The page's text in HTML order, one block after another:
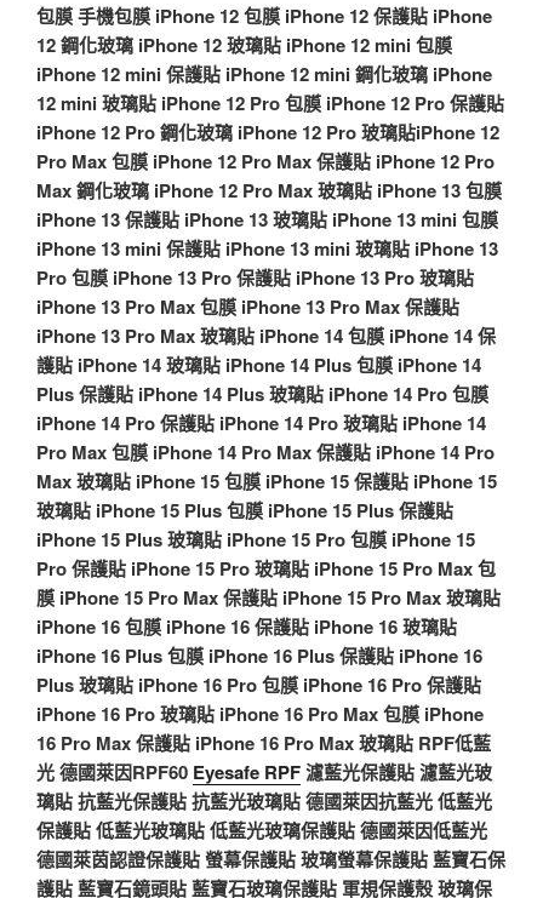
包膜手機包膜 iPhone 12 包膜 iPhone 12 保護貼 iPhone
12 鋼化玻璃 iPhone 12 玻璃貼 iPhone 12 mini 包膜
iPhone 12 mini 保護貼 iPhone 12 mini 鋼化玻璃 iPhone
12 mini 玻璃貼 iPhone 12 Pro 包膜 iPhone 12 Pro 保護貼
iPhone 12 Pro 鋼化玻璃 iPhone 12 Pro 玻璃貼iPhone 12
Pro Max 包膜 iPhone 12 Pro Max 保護貼 iPhone 12 Pro
Max 鋼化玻璃 iPhone 12 Pro Max 玻璃貼 iPhone 13 包膜
iPhone 13 保護貼 iPhone 13 玻璃貼 iPhone 13 mini 包膜
iPhone 13 mini 保護貼 iPhone 13 mini 玻璃貼 iPhone 13
Pro 包膜 iPhone 13 Pro 保護貼 iPhone 13 Pro 玻璃貼
iPhone 13 Pro Max 包膜 iPhone 13 Pro Max 保護貼
iPhone 13 Pro Max 玻璃貼 iPhone 14 包膜 iPhone 14 保
護貼 iPhone 14 玻璃貼 iPhone 14 Plus 包膜 iPhone 14
Plus 保護貼 iPhone 14 Plus 玻璃貼 iPhone 14 Pro 包膜
iPhone 14 Pro 保護貼 iPhone 14 Pro 玻璃貼 iPhone 14
Pro Max 包膜 iPhone 14 Pro Max 保護貼 iPhone 14 Pro
Max 玻璃貼 iPhone 15 包膜 iPhone 15 保護貼 iPhone 15
玻璃貼 iPhone 15 Plus 包膜 iPhone 15 Plus 保護貼
iPhone 15 Plus 玻璃貼 iPhone 15 Pro 包膜 iPhone 15
Pro 保護貼 iPhone 15 Pro 玻璃貼 iPhone 15 Pro Max 包
膜 iPhone 15 Pro Max 保護貼 iPhone 15 Pro Max 玻璃貼
iPhone 16 包膜 iPhone 16 保護貼 iPhone 16 玻璃貼
iPhone 16 Plus 包膜 iPhone 16 Plus 保護貼 iPhone 16
Plus 玻璃貼 iPhone 16 Pro 包膜 iPhone 16 Pro 保護貼
iPhone 16 Pro 玻璃貼 iPhone 16 Pro Max 包膜 iPhone
16 Pro Max 保護貼 iPhone 16 Pro Max 玻璃貼 RPF低藍
光德國萊因RPF60 Eyesafe RPF濾藍光保護貼濾藍光玻
璃貼抗藍光保護貼抗藍光玻璃貼德國萊因抗藍光低藍光
保護貼低藍光玻璃貼低藍光玻璃保護貼德國萊因低藍光
德國萊茵認證保護貼螢幕保護貼玻璃螢幕保護貼藍寶石保
護貼藍寶石鏡頭貼藍寶石玻璃保護貼 軍規保護殼玻璃保